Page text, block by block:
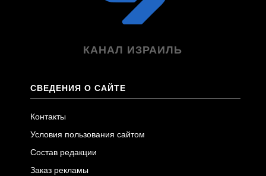
КАНАЛ ИЗРАИЛЬ
СВЕДЕНИЯ О САЙТЕ
Контакты
Условия пользования сайтом
Состав редакции
Заказ рекламы